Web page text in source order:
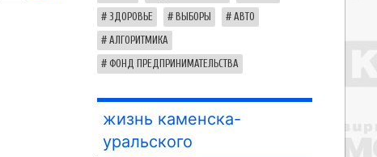
ЗДОРОВЬЕ ВЫБОРЫ АВТО
АЛГОРИТМИКА
ФОНД ПРЕДПРИНИМАТЕЛЬСТВА
жизнь каменска-
уральского